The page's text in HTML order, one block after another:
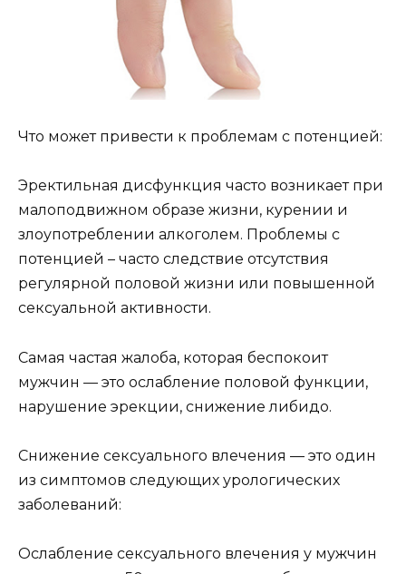
Что может привести к проблемам с потенцией:
Эректильная дисфункция часто возникает при
малоподвижном образе жизни, курении и
злоупотреблении алкоголем. Проблемы с
потенцией – часто следствие отсутствия
регулярной половой жизни или повышенной
сексуальной активности.
Самая частая жалоба, которая беспокоит
мужчин — это ослабление половой функции,
нарушение эрекции, снижение либидо.
Снижение сексуального влечения — это один
из симптомов следующих урологических
заболеваний:
Ослабление сексуального влечения у мужчин